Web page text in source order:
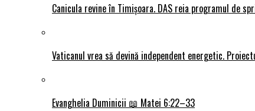
Canicula revine în Timișoara. DAS reia programul de
Vaticanul vrea să devină independent energetic.
Evanghelia Duminicii 📖 Matei 6:22–33